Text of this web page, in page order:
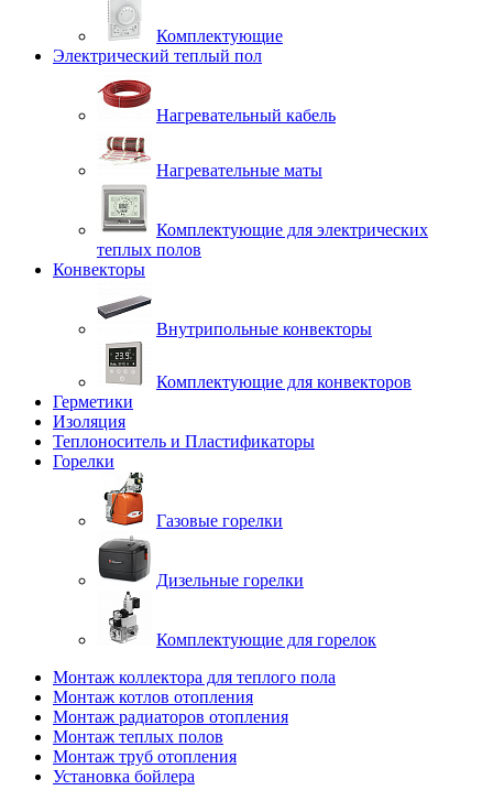
Комплектующие
Электрический теплый пол
Нагревательный кабель
Нагревательные маты
Комплектующие для электрических
теплых полов
Конвекторы
Внутрипольные конвекторы
Комплектующие для конвекторов
Герметики
Изоляция
Теплоноситель и Пластификаторы
Горелки
Газовые горелки
Дизельные горелки
Комплектующие для горелок
Монтаж коллектора для теплого пола
Монтаж котлов отопления
Монтаж радиаторов отопления
Монтаж теплых полов
Монтаж труб отопления
Установка бойлера